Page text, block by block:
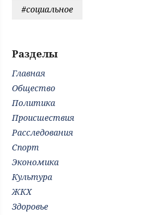
#социальное
Разделы
Главная
Общество
Политика
Происшествия
Расследования
Спорт
Экономика
Культура
ЖКХ
Здоровье